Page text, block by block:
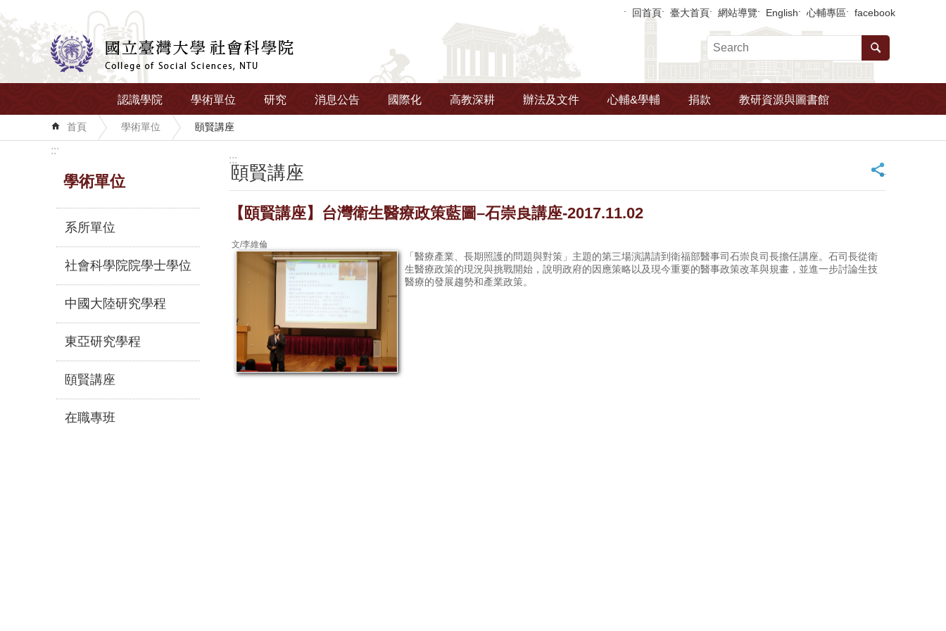
跳到主要內容區塊 回首頁 臺大首頁 網站導覽 English 心輔專區 facebook
認識學院 學術單位 研究 消息公告 國際化 高教深耕 辦法及文件 心輔&學輔 捐款 教研資源與圖書館
首頁 學術單位 頤賢講座
:::
學術單位
系所單位
社會科學院院學士學位
中國大陸研究學程
東亞研究學程
頤賢講座
在職專班
:::
頤賢講座 _
【頤賢講座】台灣衛生醫療政策藍圖–石崇良講座-2017.11.02
文/李維倫
「醫療產業、長期照護的問題與對策」主題的第三場演講請到衛福部醫事司石崇良司長擔任講座。石司長從衛
生醫療政策的現況與挑戰開始，說明政府的因應策略以及現今重要的醫事政策改革與規畫，並進一步討論生技
醫療的發展趨勢和產業政策。